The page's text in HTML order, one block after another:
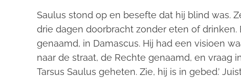
Saulus stond op en besefte dat hij blind was.
drie dagen doorbracht zonder eten of drinken.
genaamd, in Damascus. Hij had een visioen
naar de straat, de Rechte genaamd, en vraag
Tarsus Saulus geheten. Zie, hij is in gebed.’